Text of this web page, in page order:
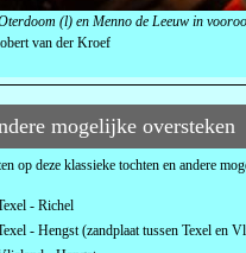
(l) en Menno de Leeuw in
van der Kroef
mogelijke oversteken
op deze klassieke tochten en andere
- Richel
- Hengst (zandplaat tussen Texel en